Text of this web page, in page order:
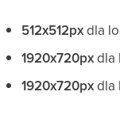
512x512pxdla
1920x720pxdla
1920x720pxdla